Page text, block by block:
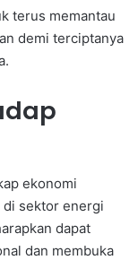
terus memantau
demi terciptanya
ekonomi
di sektor energi
dapat
dan membuka